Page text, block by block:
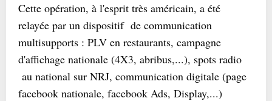
Cette opération, à l'esprit très américain, a été
relayée par un dispositif de communication
multisupports : PLV en restaurants, campagne
d'affichage nationale (4X3, abribus,...), spots radio
au national sur NRJ, communication digitale (page
facebook nationale, facebook Ads, Display,...)